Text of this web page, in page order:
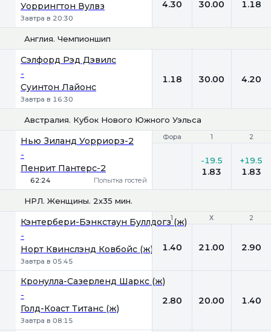
Уоррингтон Вулвз
Завтра в 20:30
4.30 30.00 1.18
Англия. Чемпионшип
Сэлфорд Рэд Дэвилс
-
Суинтон Лайонс
Завтра в 16:30
1.18 30.00 4.20
Австралия. Кубок Нового Южного Уэльса
Фора 1 2
Нью Зиланд Уорриорз-2
-
Пенрит Пантерс-2
62:24 Попытка гостей
Фора 1 2
-19.5
1.83
+19.5
1.83
НРЛ. Женщины. 2х35 мин.
1 Х 2
Кэнтербери-Бэнкстаун Буллдогз (ж)
-
Норт Квинслэнд Ковбойс (ж)
Завтра в 05:45
1 Х 2
1.40 21.00 2.90
Кронулла-Сазерленд Шаркс (ж)
-
Голд-Коаст Титанс (ж)
Завтра в 08:15
2.80 20.00 1.40